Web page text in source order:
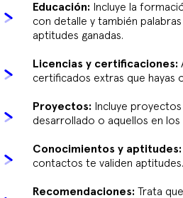
Educación: Incluye la
con detalle y también
aptitudes ganadas.
Licencias y certificaciones:
certificados extras que hayas
Proyectos: Incluye
desarrollado o aquellos en
Conocimientos y aptitudes:
contactos te validen aptitudes.
Recomendaciones: Trata